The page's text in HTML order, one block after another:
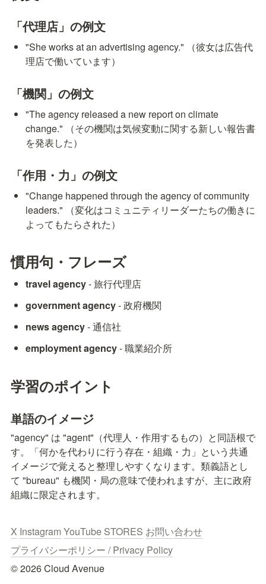
「代理店」の例文
"She works at an advertising agency." （彼女は広告代
理店で働いています）
「機関」の例文
"The agency released a new report on climate
change." （その機関は気候変動に関する新しい報告書
を発表した）
「作用・力」の例文
"Change happened through the agency of community
leaders." （変化はコミュニティリーダーたちの働きに
よってもたらされた）
慣用句・フレーズ
travel agency - 旅行代理店
government agency - 政府機関
news agency - 通信社
employment agency - 職業紹介所
学習のポイント
単語のイメージ
"agency" は "agent"（代理人・作用するもの）と同語根で
す。「何かを代わりに行う存在・組織・力」という共通
イメージで覚えると整理しやすくなります。類義語とし
て "bureau" も機関・局の意味で使われますが、主に政府
組織に限定されます。
X Instagram YouTube STORES お問い合わせ
プライバシーポリシー / Privacy Policy
© 2026 Cloud Avenue